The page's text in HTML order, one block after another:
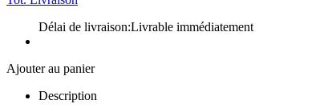
Délai de livraison:Livrable immédiatement
Ajouter au panier
Description